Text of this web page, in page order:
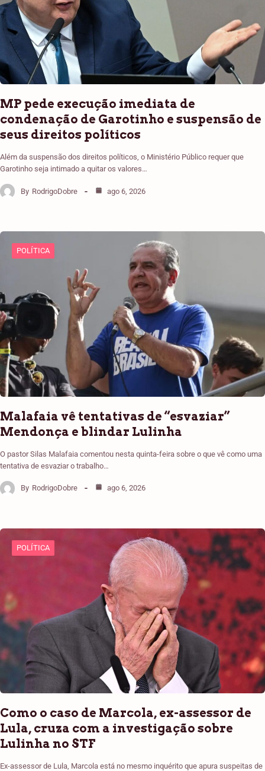
MP pede execução imediata de
condenação de Garotinho e suspensão de
seus direitos políticos
Além da suspensão dos direitos políticos, o Ministério Público requer que
Garotinho seja intimado a quitar os valores…
By RodrigoDobre ago 6, 2026
POLÍTICA
Malafaia vê tentativas de “esvaziar”
Mendonça e blindar Lulinha
O pastor Silas Malafaia comentou nesta quinta-feira sobre o que vê como uma
tentativa de esvaziar o trabalho…
By RodrigoDobre ago 6, 2026
POLÍTICA
Como o caso de Marcola, ex-assessor de
Lula, cruza com a investigação sobre
Lulinha no STF
Ex-assessor de Lula, Marcola está no mesmo inquérito que apura suspeitas de